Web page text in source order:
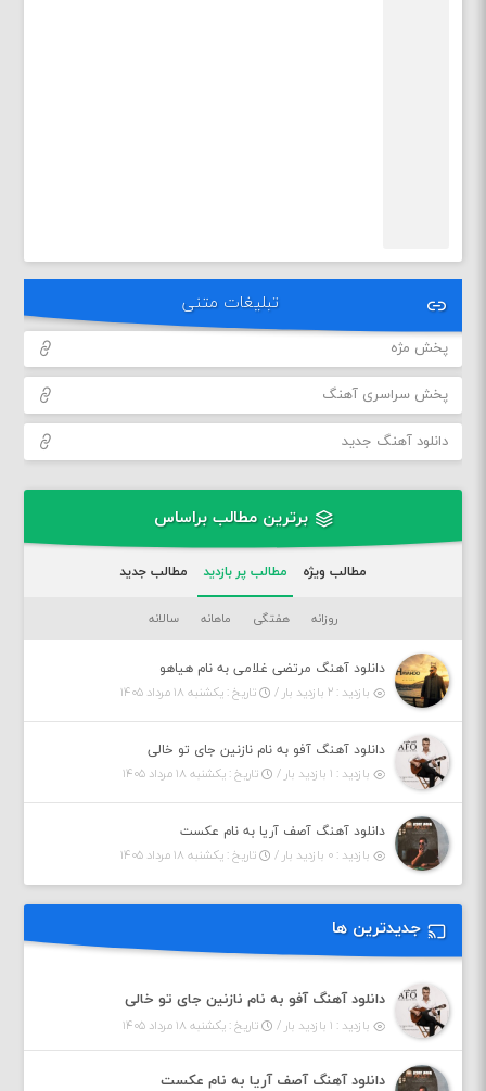
تبلیغات متنی
پخش مژه
پخش سراسری آهنگ
دانلود آهنگ جدید
برترین مطالب براساس
مطالب ویژه مطالب پر بازدید مطالب جدید
روزانه هفتگی ماهانه سالانه
دانلود آهنگ مرتضی غلامی به نام هیاهو
بازدید : ۲ بازدید بار /
تاریخ : یکشنبه ۱۸ مرداد ۱۴۰۵
دانلود آهنگ آفو به نام نازنین جای تو خالی
بازدید : ۱ بازدید بار /
تاریخ : یکشنبه ۱۸ مرداد ۱۴۰۵
دانلود آهنگ آصف آریا به نام عکست
بازدید : ۰ بازدید بار /
تاریخ : یکشنبه ۱۸ مرداد ۱۴۰۵
جدیدترین ها
دانلود آهنگ آفو به نام نازنین جای تو خالی
بازدید : ۱ بازدید بار / تاریخ : یکشنبه ۱۸ مرداد ۱۴۰۵
دانلود آهنگ آصف آریا به نام عکست